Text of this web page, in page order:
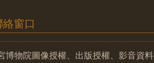
窗口
博物院圖像授權、出版授權、影音資